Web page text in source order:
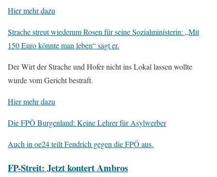
Hier mehr dazu
Strache streut wiederum Rosen für seine Sozialministerin: „Mit
150 Euro könnte man leben“ sagt er.
Der Wirt der Strache und Hofer nicht ins Lokal lassen wollte
wurde vom Gericht bestraft.
Hier mehr dazu
Die FPÖ Burgenland: Keine Lehrer für Asylwerber
Auch in oe24 teilt Fendrich gegen die FPÖ aus.
FP-Streit: Jetzt kontert Ambros